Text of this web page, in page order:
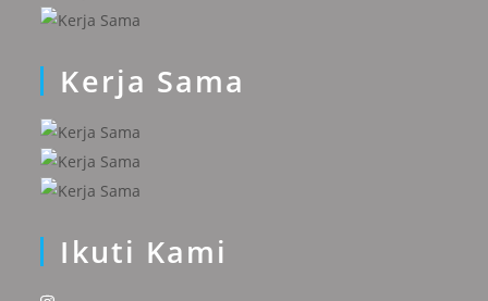
Kerja Sama
Ikuti Kami